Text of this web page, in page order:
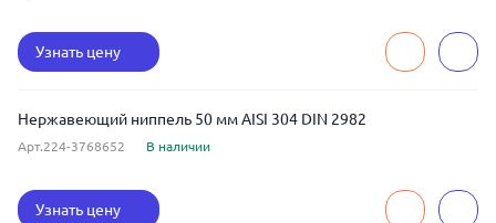
Узнать цену
Нержавеющий ниппель 50 мм AISI 304 DIN 2982
Арт.224-3768652 В наличии
Узнать цену